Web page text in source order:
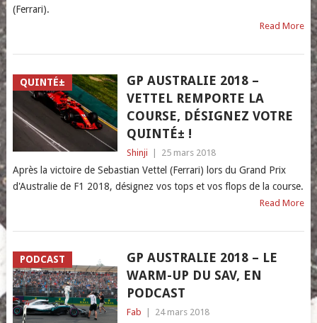
(Ferrari).
Read More
QUINTÉ±
GP AUSTRALIE 2018 –
VETTEL REMPORTE LA
COURSE, DÉSIGNEZ VOTRE
QUINTÉ± !
Shinji 25 mars 2018
Après la victoire de Sebastian Vettel (Ferrari) lors du Grand Prix
d'Australie de F1 2018, désignez vos tops et vos flops de la course.
Read More
PODCAST
GP AUSTRALIE 2018 – LE
WARM-UP DU SAV, EN
PODCAST
Fab 24 mars 2018